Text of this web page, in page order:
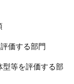
する部門
を評価する部